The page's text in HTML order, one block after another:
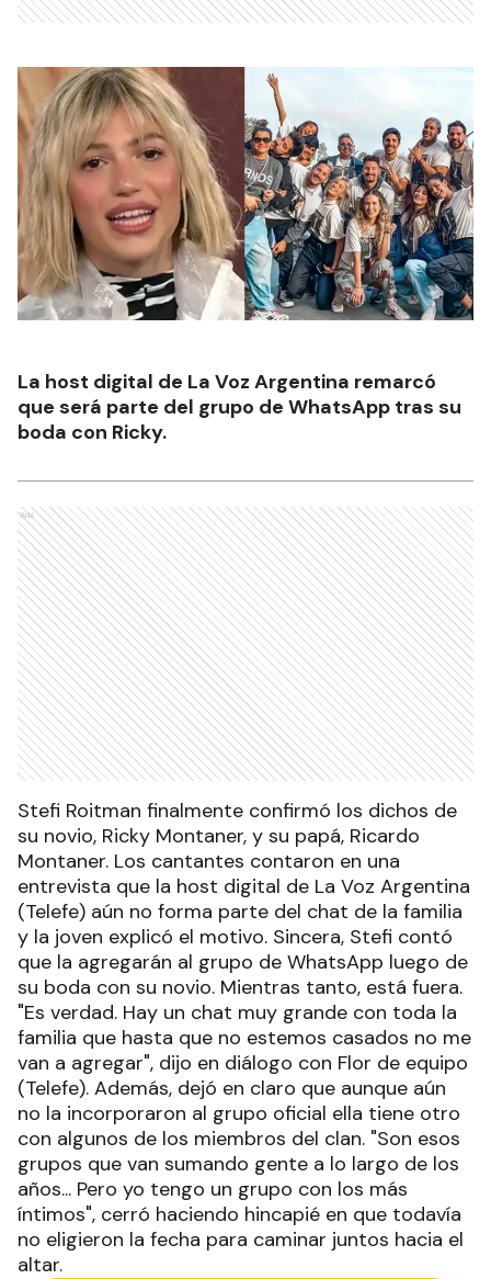
La host digital de La Voz Argentina remarcó
que será parte del grupo de WhatsApp tras su
boda con Ricky.
Ads
Stefi Roitman finalmente confirmó los dichos de
su novio, Ricky Montaner, y su papá, Ricardo
Montaner. Los cantantes contaron en una
entrevista que la host digital de La Voz Argentina
(Telefe) aún no forma parte del chat de la familia
y la joven explicó el motivo. Sincera, Stefi contó
que la agregarán al grupo de WhatsApp luego de
su boda con su novio. Mientras tanto, está fuera.
"Es verdad. Hay un chat muy grande con toda la
familia que hasta que no estemos casados no me
van a agregar", dijo en diálogo con Flor de equipo
(Telefe). Además, dejó en claro que aunque aún
no la incorporaron al grupo oficial ella tiene otro
con algunos de los miembros del clan. "Son esos
grupos que van sumando gente a lo largo de los
años... Pero yo tengo un grupo con los más
íntimos", cerró haciendo hincapié en que todavía
no eligieron la fecha para caminar juntos hacia el
altar.